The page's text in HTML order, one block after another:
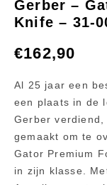
Gerber –
Knife – 31-
€162,90
Al 25 jaar een
een plaats in de
Gerber
gemaakt om te
Gator Premium
in zijn klasse.